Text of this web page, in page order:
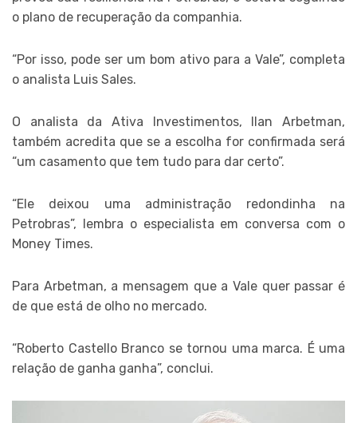
o plano de recuperação da companhia.
“Por isso, pode ser um bom ativo para a Vale”, completa
o analista Luis Sales.
O analista da Ativa Investimentos, Ilan Arbetman,
também acredita que se a escolha for confirmada será
“um casamento que tem tudo para dar certo”.
“Ele deixou uma administração redondinha na
Petrobras”, lembra o especialista em conversa com o
Money Times.
Para Arbetman, a mensagem que a Vale quer passar é
de que está de olho no mercado.
“Roberto Castello Branco se tornou uma marca. É uma
relação de ganha ganha”, conclui.